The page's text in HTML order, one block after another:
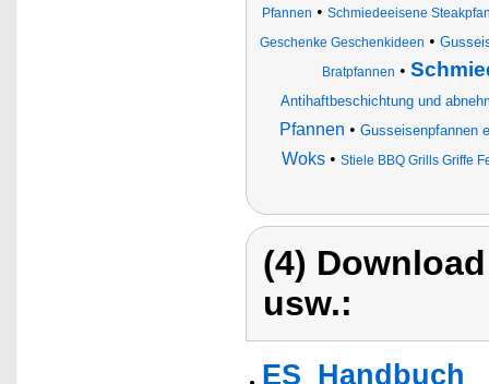
Pfannen • Schmiedeeisene
Geschenke Geschenkideen •
Bratpfannen •
Antihaftbeschichtung und
Pfannen • Gusseisenpfannen
Woks • Stiele BBQ Grills Griffe
(4)
usw.:
ES_Handbuch